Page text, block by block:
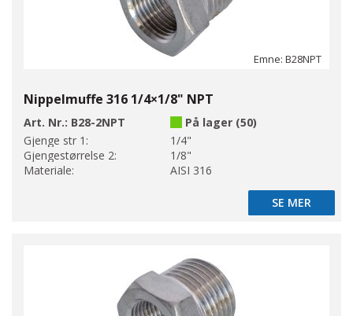
Emne: B28NPT
Nippelmuffe 316 1/4×1/8" NPT
Art. Nr.: B28-2NPT
På lager (50)
Gjenge str 1:
1/4"
Gjengestørrelse 2:
1/8"
Materiale:
AISI 316
SE MER
SE MER